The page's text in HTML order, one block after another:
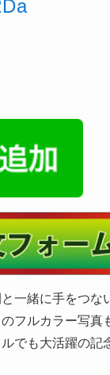
一緒に手をつな
フルカラー写真
でも大活躍の記